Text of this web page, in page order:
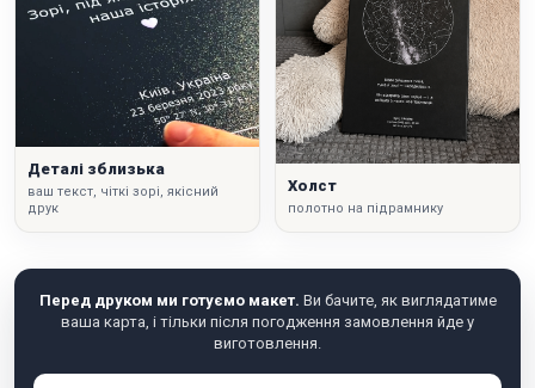
Деталі зблизька
ваш текст, чіткі зорі, якісний
друк
Холст
полотно на підрамнику
Перед друком ми готуємо макет. Ви бачите, як виглядатиме
ваша карта, і тільки після погодження замовлення йде у
виготовлення.